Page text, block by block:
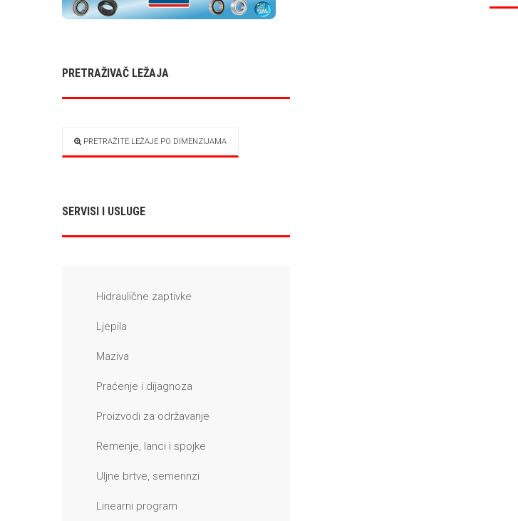
PRETRAŽIVAČ LEŽAJA
PRETRAŽITE LEŽAJE PO DIMENZIJAMA
SERVISI I USLUGE
Hidraulične zaptivke
Ljepila
Maziva
Praćenje i dijagnoza
Proizvodi za održavanje
Remenje, lanci i spojke
Uljne brtve, semerinzi
Linearni program